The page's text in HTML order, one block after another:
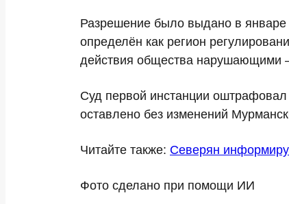
Разрешение было выдано в январе
определён как регион
действия общества нарушающими
Суд первой инстанции
оставлено без изменений
Читайте также: Северян
Фото сделано при помощи ИИ